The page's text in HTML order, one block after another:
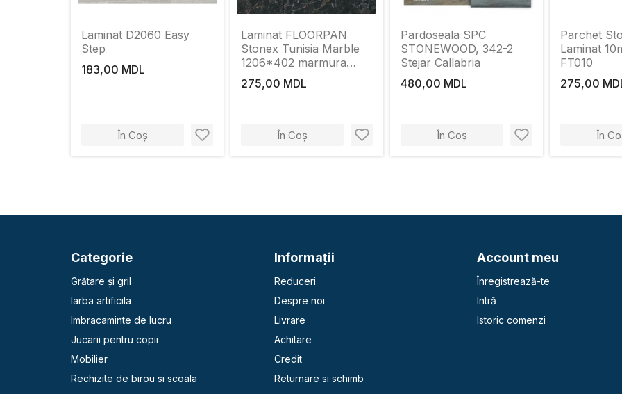
Laminat D2060 Easy
Step
183,00 MDL
În Coș
Laminat FLOORPAN
Stonex Tunisia Marble
1206*402 marmura
tunisiana
275,00 MDL
În Coș
Pardoseala SPC
STONEWOOD, 342-2
Stejar Callabria
480,00 MDL
În Coș
Parchet
Laminat 10mm Bermuda
FT010
275,00
În
Categorie
Grătare și gril
Iarba artificila
Imbracaminte de lucru
Jucarii pentru copii
Mobilier
Rechizite de birou si scoala
Informaţii
Reduceri
Despre noi
Livrare
Achitare
Credit
Returnare si schimb
Account meu
Înregistrează-te
Intră
Istoric comenzi